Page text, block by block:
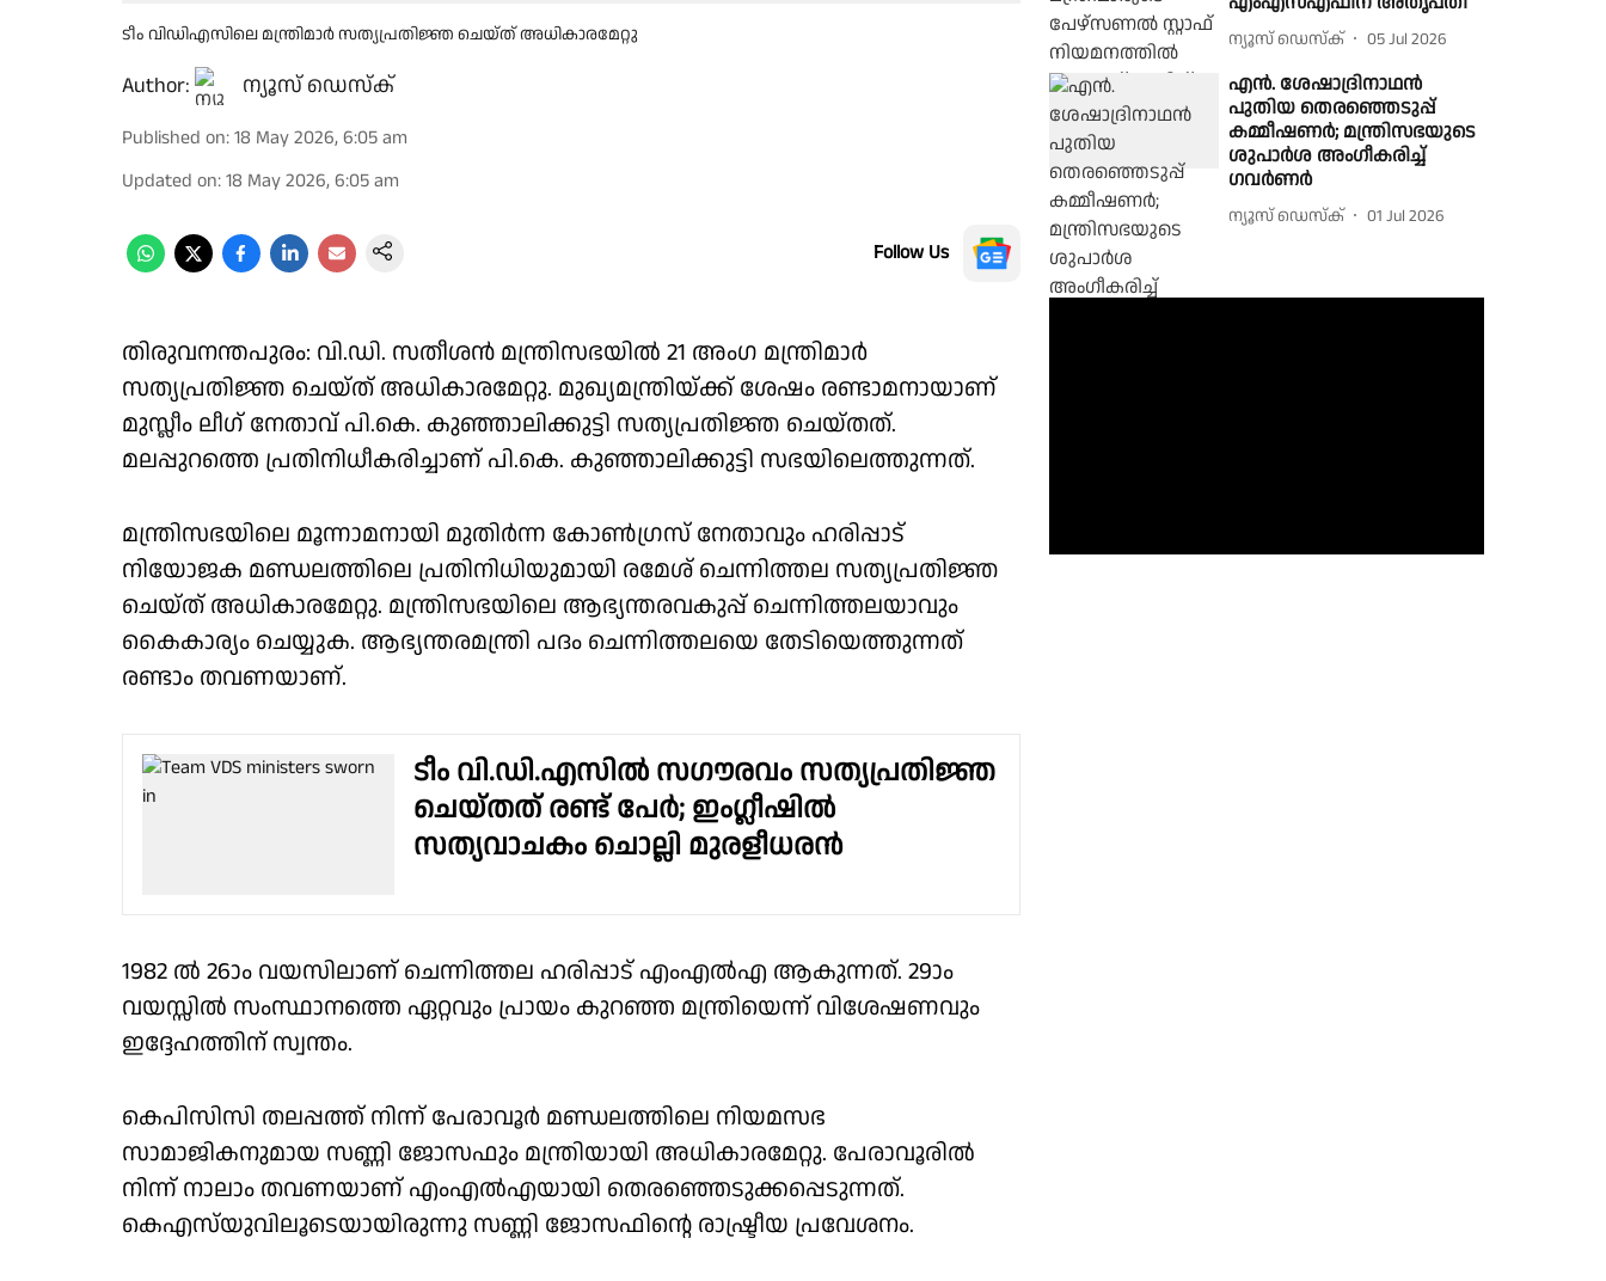
ടീം വിഡിഎസിലെ മന്ത്രിമാർ സത്യപ്രതിജ്ഞ ചെയ്ത് അധികാരമേറ്റു
Author: ന്യൂസ് ഡെസ്ക്
Published on:18 May 2026, 6:05 am
Updated on:18 May 2026, 6:05 am
Follow Us
തിരുവനന്തപുരം: വി.ഡി. സതീശൻ മന്ത്രിസഭയിൽ 21 അംഗ മന്ത്രിമാർ
സത്യപ്രതിജ്ഞ ചെയ്ത് അധികാരമേറ്റു. മുഖ്യമന്ത്രിയ്ക്ക് ശേഷം രണ്ടാമനായാണ്
മുസ്ലീം ലീഗ് നേതാവ് പി.കെ. കുഞ്ഞാലിക്കുട്ടി സത്യപ്രതിജ്ഞ ചെയ്തത്.
മലപ്പുറത്തെ പ്രതിനിധീകരിച്ചാണ് പി.കെ. കുഞ്ഞാലിക്കുട്ടി സഭയിലെത്തുന്നത്.
മന്ത്രിസഭയിലെ മൂന്നാമനായി മുതിർന്ന കോൺഗ്രസ് നേതാവും ഹരിപ്പാട്
നിയോജക മണ്ഡലത്തിലെ പ്രതിനിധിയുമായി രമേശ് ചെന്നിത്തല സത്യപ്രതിജ്ഞ
ചെയ്ത് അധികാരമേറ്റു. മന്ത്രിസഭയിലെ ആഭ്യന്തരവകുപ്പ് ചെന്നിത്തലയാവും
കൈകാര്യം ചെയ്യുക. ആഭ്യന്തരമന്ത്രി പദം ചെന്നിത്തലയെ തേടിയെത്തുന്നത്
രണ്ടാം തവണയാണ്.
ടീം വി.ഡി.എസിൽ സഗൗരവം സത്യപ്രതിജ്ഞ
ചെയ്തത് രണ്ട് പേർ; ഇംഗ്ലീഷിൽ
സത്യവാചകം ചൊല്ലി മുരളീധരൻ
1982 ൽ 26ാം വയസിലാണ് ചെന്നിത്തല ഹരിപ്പാട് എംഎൽഎ ആകുന്നത്. 29ാം
വയസ്സിൽ സംസ്ഥാനത്തെ ഏറ്റവും പ്രായം കുറഞ്ഞ മന്ത്രിയെന്ന് വിശേഷണവും
ഇദ്ദേഹത്തിന് സ്വന്തം.
കെപിസിസി തലപ്പത്ത് നിന്ന് പേരാവൂർ മണ്ഡലത്തിലെ നിയമസഭ
സാമാജികനുമായ സണ്ണി ജോസഫും മന്ത്രിയായി അധികാരമേറ്റു. പേരാവൂരിൽ
നിന്ന് നാലാം തവണയാണ് എംഎൽഎയായി തെരഞ്ഞെടുക്കപ്പെടുന്നത്.
കെഎസ്‌യുവിലൂടെയായിരുന്നു സണ്ണി ജോസഫിൻ്റെ രാഷ്ട്രീയ പ്രവേശനം.
ന്യൂസ് ഡെസ്ക് 05 Jul 2026
എൻ. ശേഷാദ്രിനാഥൻ
പുതിയ തെരഞ്ഞെടുപ്പ്
കമ്മീഷണർ; മന്ത്രിസഭയുടെ
ശുപാർശ അംഗീകരിച്ച്
ഗവർണർ
ന്യൂസ് ഡെസ്ക് 01 Jul 2026